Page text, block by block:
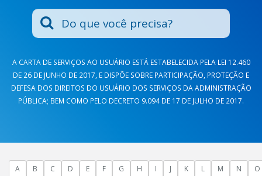
A CARTA DE SERVIÇOS AO USUÁRIO ESTÁ ESTABELECIDA PELA LEI 12.460
DE 26 DE JUNHO DE 2017, E DISPÕE SOBRE PARTICIPAÇÃO, PROTEÇÃO E
DEFESA DOS DIREITOS DO USUÁRIO DOS SERVIÇOS DA ADMINISTRAÇÃO
PÚBLICA; BEM COMO PELO DECRETO 9.094 DE 17 DE JULHO DE 2017.
A B C D E F G H I J K L M N O